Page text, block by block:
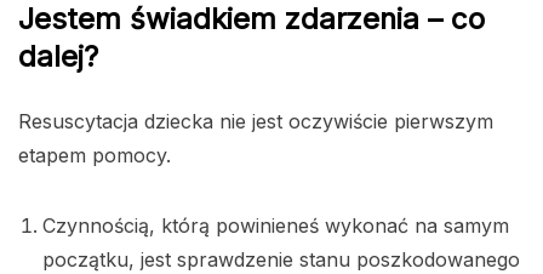
Jestem świadkiem zdarzenia – co
dalej?
Resuscytacja dziecka nie jest oczywiście pierwszym
etapem pomocy.
Czynnością, którą powinieneś wykonać na samym
początku, jest sprawdzenie stanu poszkodowanego